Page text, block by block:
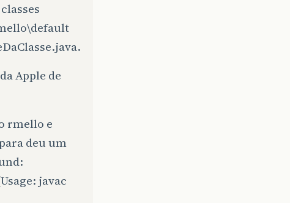
Apple de
rmello e
deu um
javac